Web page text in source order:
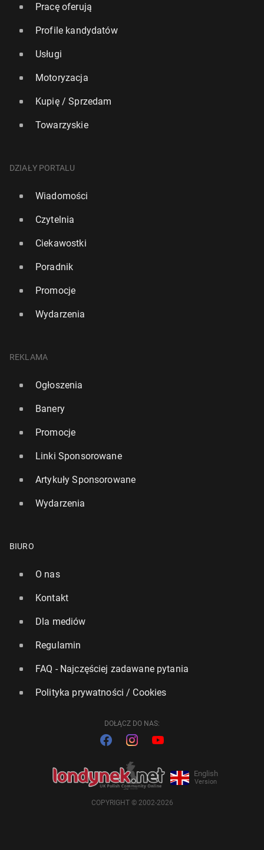
Pracę oferują
Profile kandydatów
Usługi
Motoryzacja
Kupię / Sprzedam
Towarzyskie
DZIAŁY PORTALU
Wiadomości
Czytelnia
Ciekawostki
Poradnik
Promocje
Wydarzenia
REKLAMA
Ogłoszenia
Banery
Promocje
Linki Sponsorowane
Artykuły Sponsorowane
Wydarzenia
BIURO
O nas
Kontakt
Dla mediów
Regulamin
FAQ - Najczęściej zadawane pytania
Polityka prywatności / Cookies
DOŁĄCZ DO NAS:
English
Version
COPYRIGHT © 2002-2026